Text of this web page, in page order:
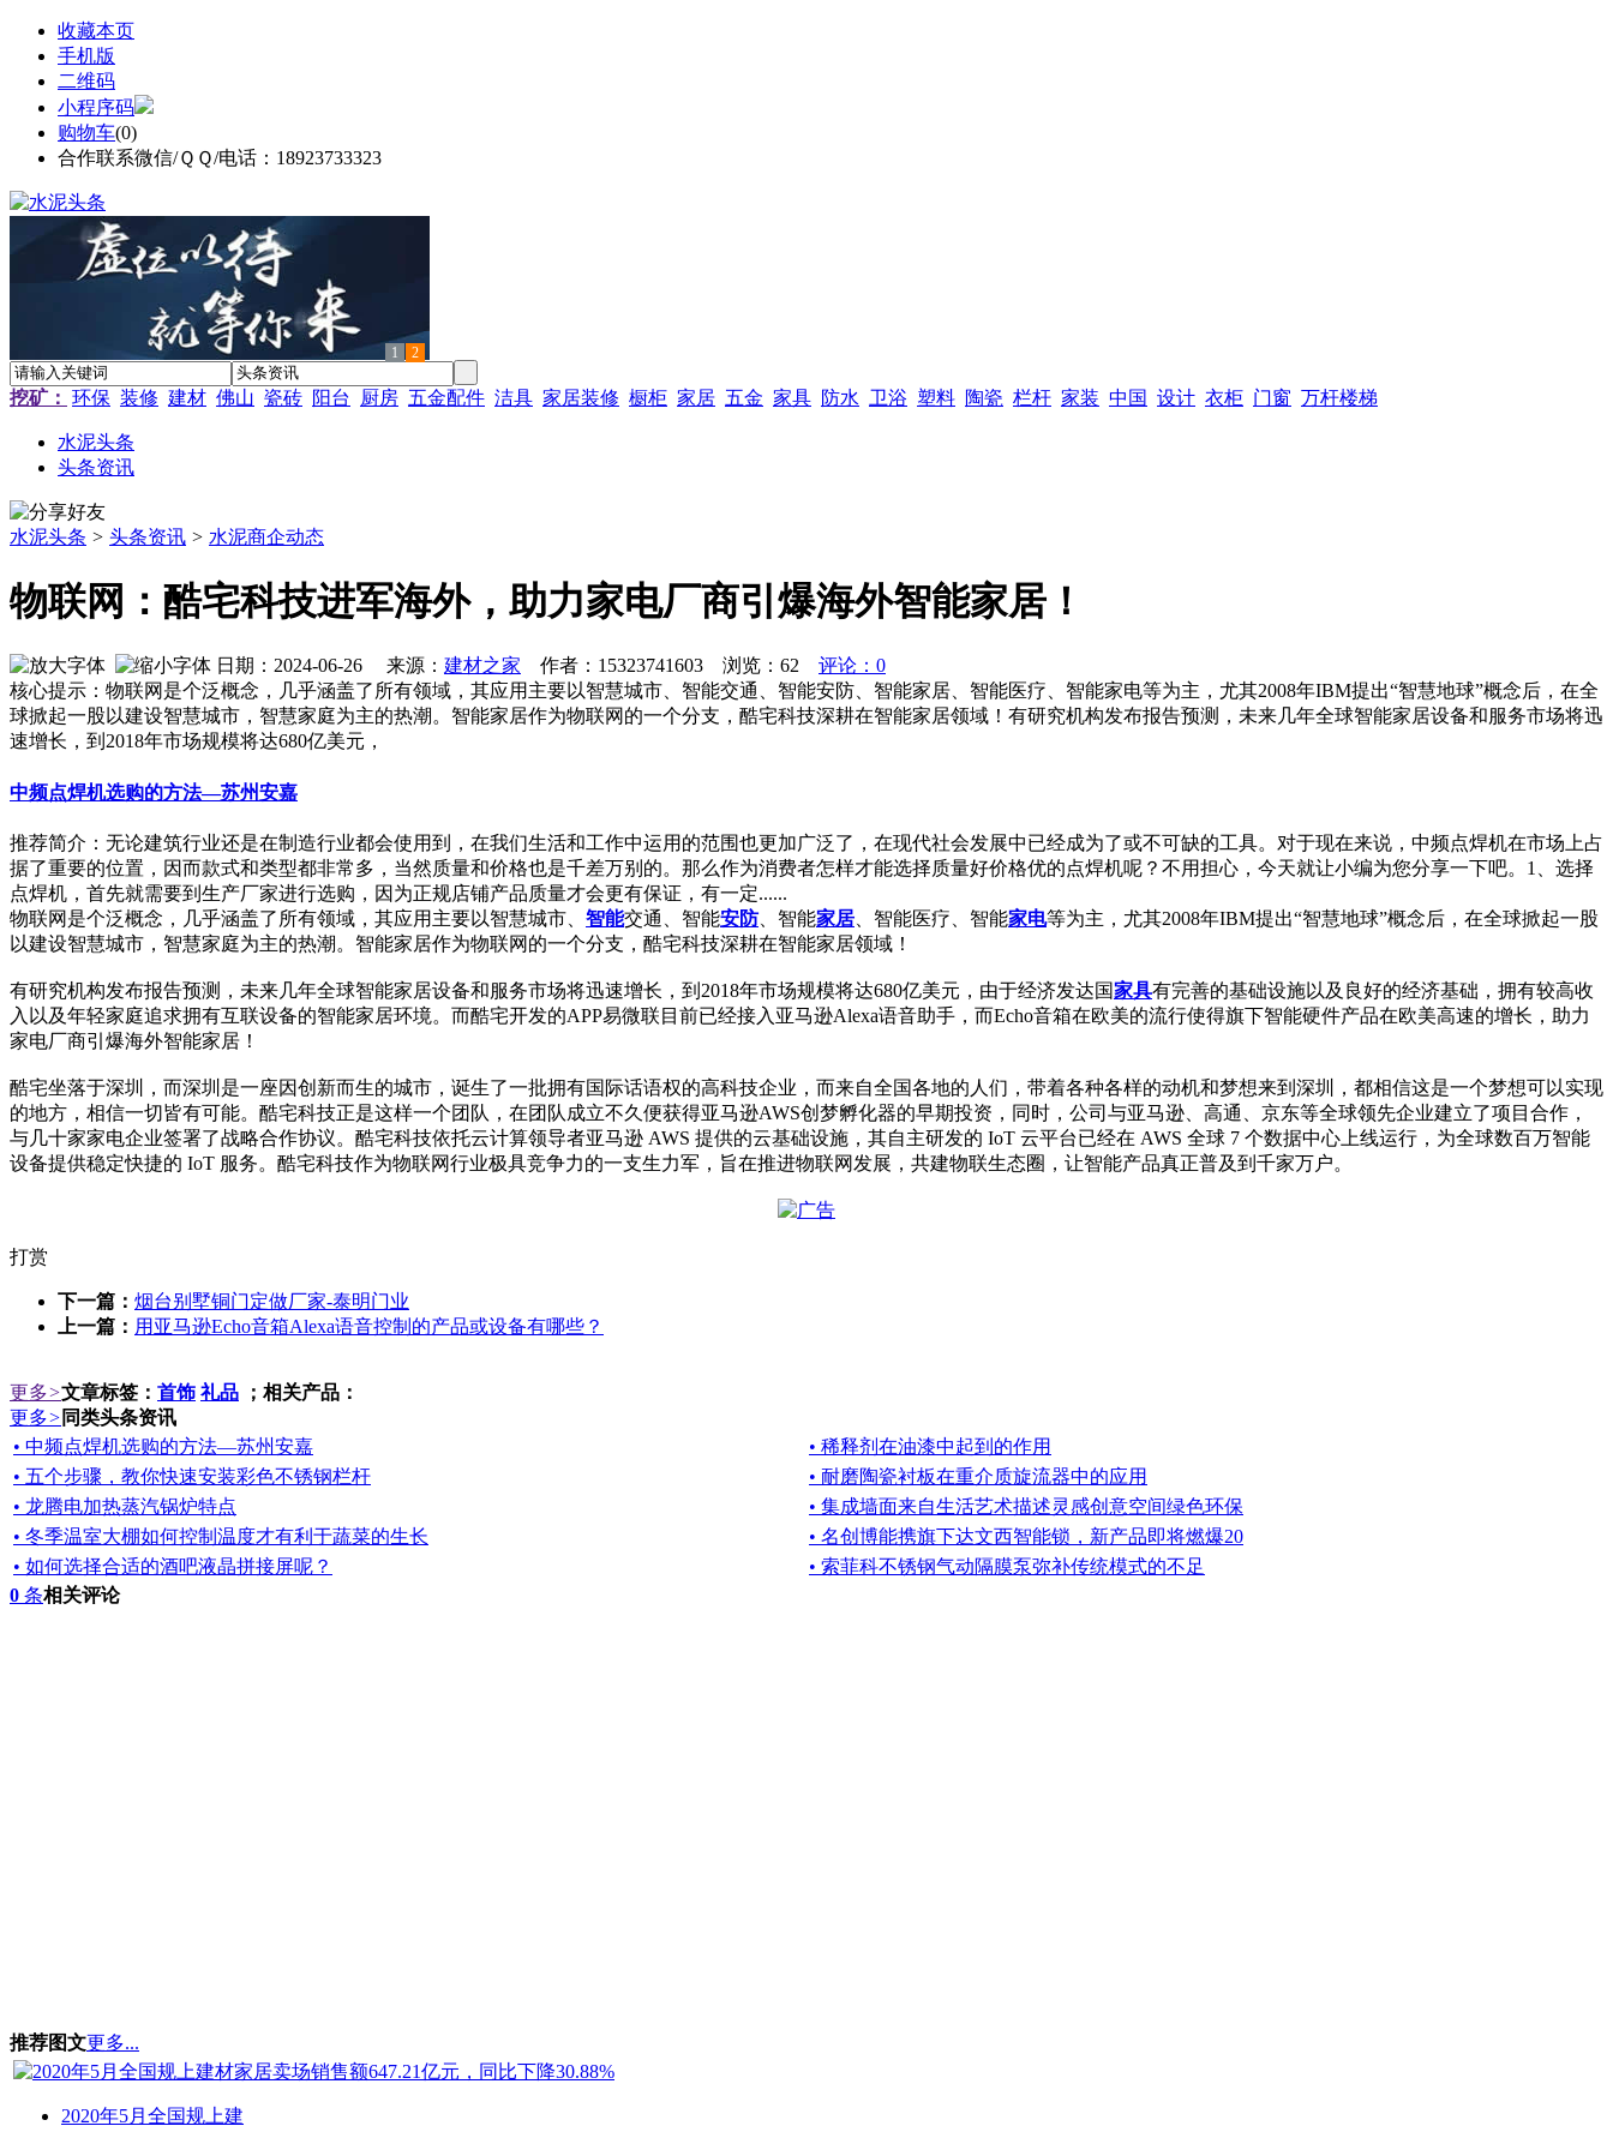
收藏本页
手机版
二维码
小程序码
购物车(0)
合作联系微信/ＱＱ/电话：18923733323
1 2
挖矿： 环保 装修 建材 佛山 瓷砖 阳台 厨房 五金配件 洁具 家居装修 橱柜 家居 五金 家具 防水 卫浴 塑料 陶瓷 栏杆 家装 中国 设计 衣柜 门窗 万杆楼梯
水泥头条
头条资讯
水泥头条 > 头条资讯 > 水泥商企动态
物联网：酷宅科技进军海外，助力家电厂商引爆海外智能家居！
日期：2024-06-26 来源： 建材之家 作者：15323741603 浏览： 62
评论：0
核心提示：物联网是个泛概念，几乎涵盖了所有领域，其应用主要以智慧城市、智能交通、智能安防、智能家居、智能医疗、智能家电等为主，尤其2008年IBM提出“智慧地球”概念后，在全
球掀起一股以建设智慧城市，智慧家庭为主的热潮。智能家居作为物联网的一个分支，酷宅科技深耕在智能家居领域！有研究机构发布报告预测，未来几年全球智能家居设备和服务市场将迅
速增长，到2018年市场规模将达680亿美元，
中频点焊机选购的方法—苏州安嘉
推荐简介：无论建筑行业还是在制造行业都会使用到，在我们生活和工作中运用的范围也更加广泛了，在现代社会发展中已经成为了或不可缺的工具。对于现在来说，中频点焊机在市场上占
据了重要的位置，因而款式和类型都非常多，当然质量和价格也是千差万别的。那么作为消费者怎样才能选择质量好价格优的点焊机呢？不用担心，今天就让小编为您分享一下吧。1、选择
点焊机，首先就需要到生产厂家进行选购，因为正规店铺产品质量才会更有保证，有一定......
物联网是个泛概念，几乎涵盖了所有领域，其应用主要以智慧城市、 智能交通、智能安防、智能家居 、智能医疗、智能家电等为主，尤其2008年IBM提出“智慧地球”概念后，在全球掀起一股
以建设智慧城市，智慧家庭为主的热潮。智能家居作为物联网的一个分支，酷宅科技深耕在智能家居领域！
有研究机构发布报告预测，未来几年全球智能家居设备和服务市场将迅速增长，到2018年市场规模将达680亿美元，由于经济发达国家具有完善的基础设施以及良好的经济基础，拥有较高收
入以及年轻家庭追求拥有互联设备的智能家居环境。而酷宅开发的APP易微联目前已经接入亚马逊Alexa语音助手，而Echo音箱在欧美的流行使得旗下智能硬件产品在欧美高速的增长，助力
家电厂商引爆海外智能家居！
酷宅坐落于深圳，而深圳是一座因创新而生的城市，诞生了一批拥有国际话语权的高科技企业，而来自全国各地的人们，带着各种各样的动机和梦想来到深圳，都相信这是一个梦想可以实现
的地方，相信一切皆有可能。酷宅科技正是这样一个团队，在团队成立不久便获得亚马逊AWS创梦孵化器的早期投资，同时，公司与亚马逊、高通、京东等全球领先企业建立了项目合作，
与几十家家电企业签署了战略合作协议。酷宅科技依托云计算领导者亚马逊 AWS 提供的云基础设施，其自主研发的 IoT 云平台已经在 AWS 全球 7 个数据中心上线运行，为全球数百万智能
设备提供稳定快捷的 IoT 服务。酷宅科技作为物联网行业极具竞争力的一支生力军，旨在推进物联网发展，共建物联生态圈，让智能产品真正普及到千家万户。
打赏
下一篇： 烟台别墅铜门定做厂家-泰明门业
上一篇： 用亚马逊Echo音箱Alexa语音控制的产品或设备有哪些？
更多>文章标签： 首饰 礼品 ；相关产品：
更多> 同类头条资讯
• 中频点焊机选购的方法—苏州安嘉
• 稀释剂在油漆中起到的作用
• 五个步骤，教你快速安装彩色不锈钢栏杆
• 耐磨陶瓷衬板在重介质旋流器中的应用
• 龙腾电加热蒸汽锅炉特点
• 集成墙面来自生活艺术描述灵感创意空间绿色环保
• 冬季温室大棚如何控制温度才有利于蔬菜的生长
• 名创博能携旗下达文西智能锁，新产品即将燃爆20
• 如何选择合适的酒吧液晶拼接屏呢？
• 索菲科不锈钢气动隔膜泵弥补传统模式的不足
0 条相关评论
推荐图文更多...
2020年5月全国规上建